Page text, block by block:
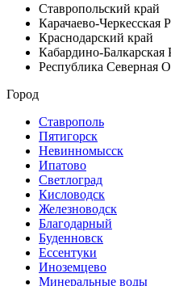
Ставропольский край
Карачаево-Черкесская
Краснодарский край
Кабардино-Балкарская
Республика Северная
Город
Ставрополь
Пятигорск
Невинномысск
Ипатово
Светлоград
Кисловодск
Железноводск
Благодарный
Буденновск
Ессентуки
Иноземцево
Минеральные воды